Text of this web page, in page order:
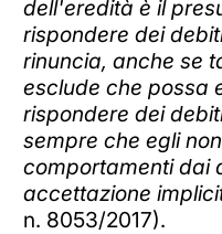
dell'eredità è il
rispondere dei
rinuncia, anche se
esclude che possa
rispondere dei
sempre che egli
comportamenti dai
accettazione
n. 8053/2017).